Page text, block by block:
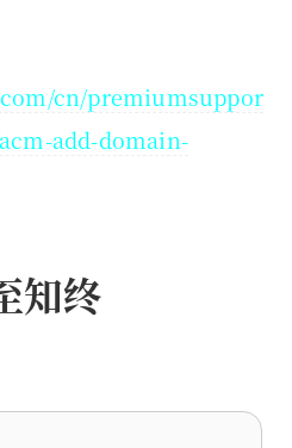
cn/premiumsuppor
add-domain-
知终